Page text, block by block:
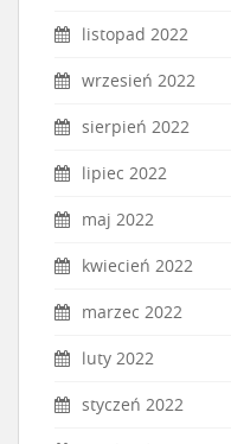
listopad 2022
wrzesień 2022
sierpień 2022
lipiec 2022
maj 2022
kwiecień 2022
marzec 2022
luty 2022
styczeń 2022